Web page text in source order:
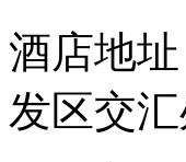
酒店地
发区交汇